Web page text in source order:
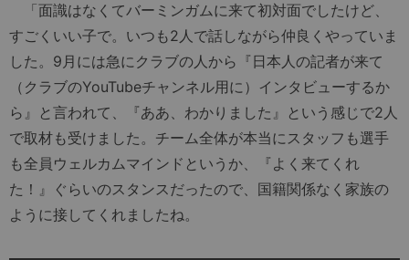
「面識はなくてバーミンガムに来て初対面でしたけど、
すごくいい子で。いつも2人で話しながら仲良くやっていま
した。9月には急にクラブの人から『日本人の記者が来て
（クラブのYouTubeチャンネル用に）インタビューするか
ら』と言われて、『ああ、わかりました』という感じで2人
で取材も受けました。チーム全体が本当にスタッフも選手
も全員ウェルカムマインドというか、『よく来てくれ
た！』ぐらいのスタンスだったので、国籍関係なく家族の
ように接してくれましたね。